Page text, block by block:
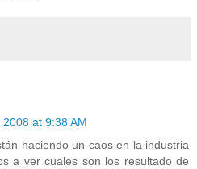
at 9:38 AM
haciendo un caos en la industria
a ver cuales son los resultado de